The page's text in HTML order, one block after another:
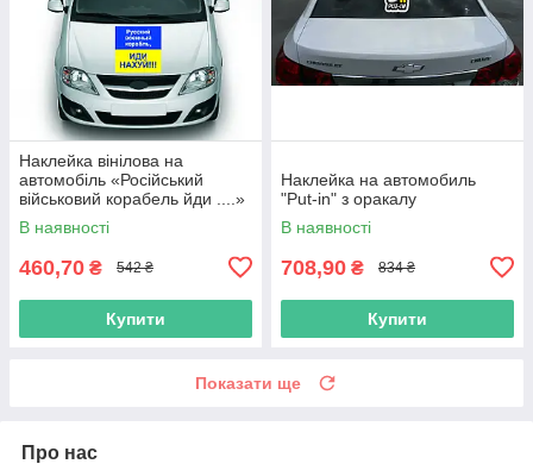
Наклейка вінілова на
автомобіль «Російський
військовий корабель йди ....»
з оракалу
В наявності
460,70 ₴ 542 ₴
Купити
Наклейка на автомобиль
"Put-in" з оракалу
В наявності
708,90 ₴ 834 ₴
Купити
Показати ще
Про нас